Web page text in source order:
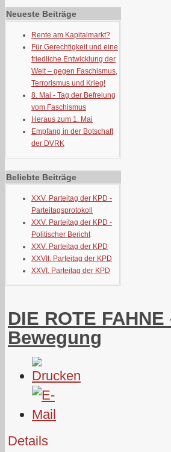
Neueste Beiträge
Rente am Kapitalmarkt?
Für Gerechtigkeit und eine
friedliche Entwicklung der
Welt – gegen Faschismus,
Terrorismus und Krieg!
8. Mai - Tag der Befreiung
vom Faschismus
Heraus zum 1. Mai
Empfang in der Botschaft
der DVRK
Beliebte Beiträge
XXV. Parteitag der KPD -
Parteitagsprotokoll
XXV. Parteitag der KPD -
Politischer Bericht
XXV. Parteitag der KPD
XXVII. Parteitag der KPD
XXVI. Parteitag der KPD
DIE ROTE
Bewegung
Details